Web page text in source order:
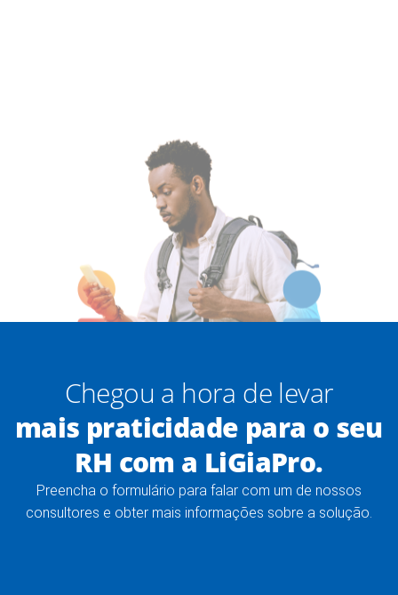
Chegou a hora de levar
mais praticidade para o seu
RH com a LiGiaPro.
Preencha o formulário para falar com um de nossos
consultores e obter mais informações sobre a solução.